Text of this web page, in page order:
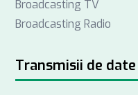
b
o
k
e
d
n
a
g
a
m
Broadcasting TV
Broadcasting Radio
Transmisii de date